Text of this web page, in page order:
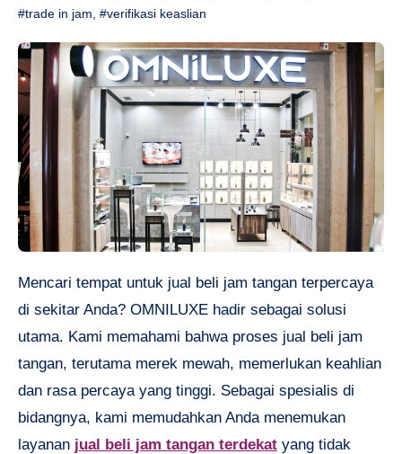
#trade in jam #verifikasi keaslian
Mencari tempat untuk jual beli jam tangan terpercaya
di sekitar Anda? OMNILUXE hadir sebagai solusi
utama. Kami memahami bahwa proses jual beli jam
tangan, terutama merek mewah, memerlukan keahlian
dan rasa percaya yang tinggi. Sebagai spesialis di
bidangnya, kami memudahkan Anda menemukan
layanan jual beli jam tangan terdekat yang tidak